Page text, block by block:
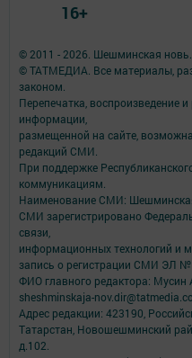
© 2011 - 2026. Шешминская
© ТАТМЕДИА. Все материалы,
законом.
Перепечатка, воспроизведение
информации,
размещенной на сайте,
редакций СМИ.
При поддержке
коммуникациям.
Наименование СМИ:
СМИ зарегистрировано
связи,
информационных технологий и
запись о регистрации СМИ ЭЛ
ФИО главного редактора: Мусин
sheshminskaja-
Адрес редакции: 423190,
Татарстан, Новошешминский
д.102.
16+